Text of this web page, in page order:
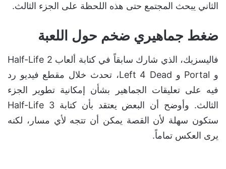
الثاني يبحث المجتمع حتى هذه اللحظة على الجزء الثالث.
ضغط جماهيري ضخم حول اللعبة
فاليسزيك، الذي شارك سابقاً في كتابة ألعاب Half-Life 2
و Portal و Left 4 Dead، تحدث خلال مقطع فيديو رد
فيه على تعليقات الجماهير بشأن إمكانية تطوير الجزء
الثالث. وأوضح أن البعض يعتقد بأن كتابة Half-Life 3
ستكون سهلة لأن القصة يمكن أن تتجه لأي مسار، لكنه
يرى العكس تماماً.